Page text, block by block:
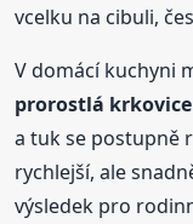
vcelku na cibuli,
V domácí kuchyni
prorostlá krkovice
a tuk se postupně
rychlejší, ale
výsledek pro